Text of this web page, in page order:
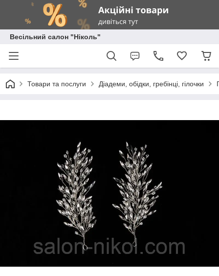
Весільний салон "Ніколь"
Товари та послуги Діадеми, обідки, гребінці, гілочки